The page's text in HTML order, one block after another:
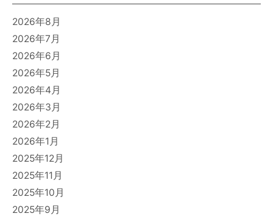
2026年8月
2026年7月
2026年6月
2026年5月
2026年4月
2026年3月
2026年2月
2026年1月
2025年12月
2025年11月
2025年10月
2025年9月